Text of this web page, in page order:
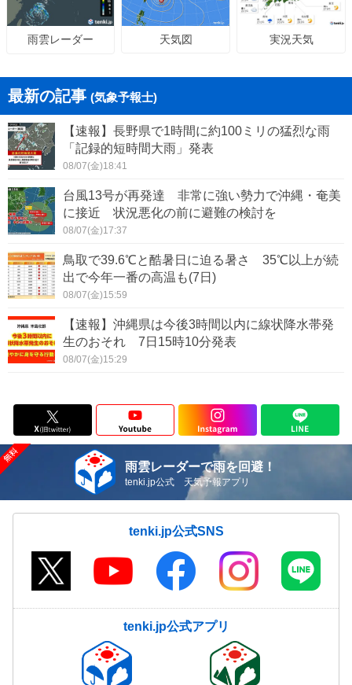
雨雲レーダー 天気図 実況天気
最新の記事 (気象予報士)
【速報】長野県で1時間に約100ミリの猛烈な雨
「記録的短時間大雨」発表
08/07(金)18:41
台風13号が再発達 非常に強い勢力で沖縄・奄美
に接近 状況悪化の前に避難の検討を
08/07(金)17:37
鳥取で39.6℃と酷暑日に迫る暑さ 35℃以上が続
出で今年一番の高温も(7日)
08/07(金)15:59
【速報】沖縄県は今後3時間以内に線状降水帯発
生のおそれ 7日15時10分発表
08/07(金)15:29
雨雲レーダーで雨を回避！
tenki.jp公式 天気予報アプリ
tenki.jp公式SNS
tenki.jp公式アプリ